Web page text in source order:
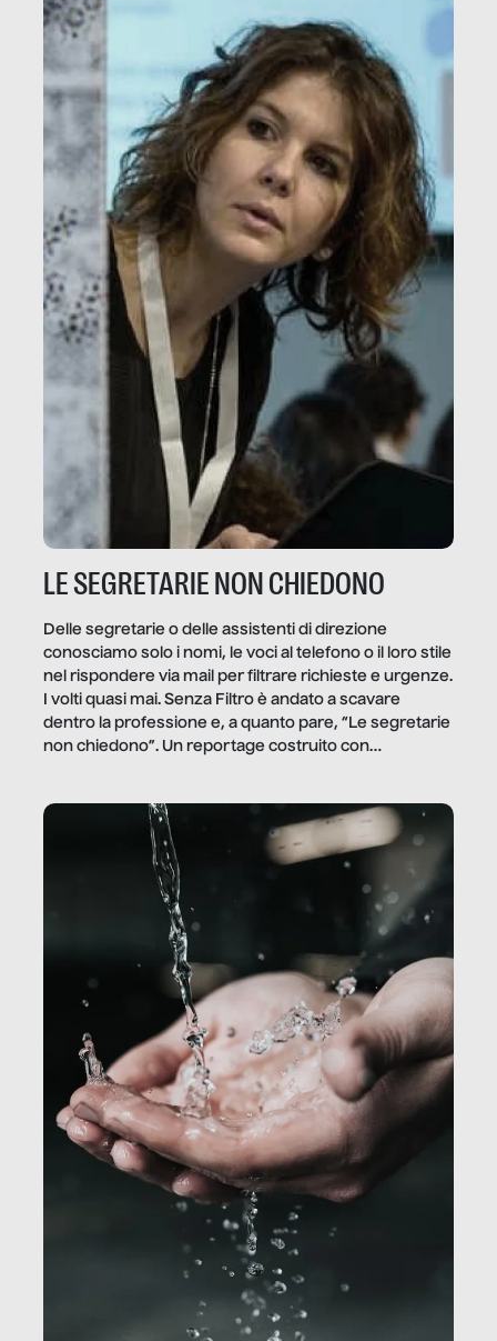
LE SEGRETARIE NON CHIEDONO
Delle segretarie o delle assistenti di direzione
conosciamo solo i nomi, le voci al telefono o il loro stile
nel rispondere via mail per filtrare richieste e urgenze.
I volti quasi mai. Senza Filtro è andato a scavare
dentro la professione e, a quanto pare, “Le segretarie
non chiedono”. Un reportage costruito con